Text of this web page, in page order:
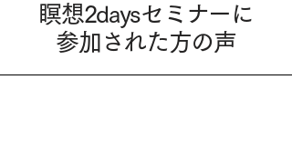
瞑想2daysセミナーに
​参加された方の声